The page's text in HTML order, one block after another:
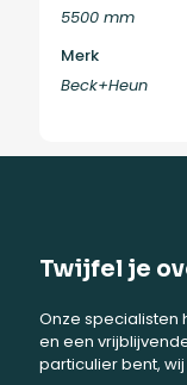
5500 mm
Merk
Beck+Heun
Twijfel je
Onze specialisten
en een
particulier bent,